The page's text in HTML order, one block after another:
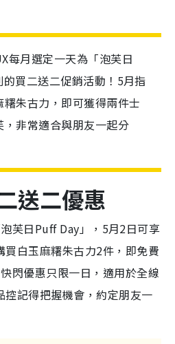
每月選定一天為「泡芙日
買二送二促銷活動！5月指
朱古力，即可獲得兩件士
非常適合與朋友一起分
送二優惠
泡芙日Puff Day」，5月2日可享
買白玉麻糬朱古力2件，即免費
閃優惠只限一日，適用於全線
控記得把握機會，約定朋友一